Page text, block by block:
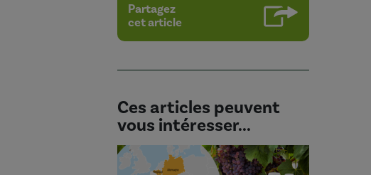
Partagez
cet article
Ces articles peuvent
vous intéresser...